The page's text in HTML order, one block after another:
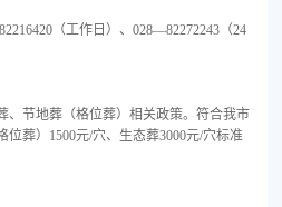
（工作日）、028—82272243（24
、节地葬（格位葬）相关政策。符合我市
葬） 1500元/穴、生态葬3000元/穴标准